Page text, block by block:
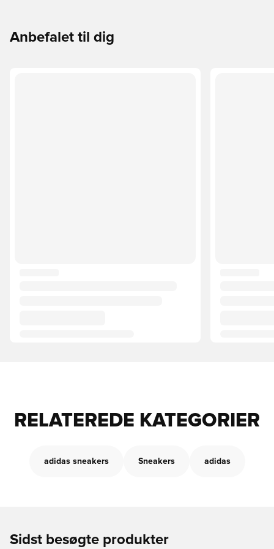
Anbefalet til dig
RELATEREDE KATEGORIER
adidas sneakers Sneakers adidas
Sidst besøgte produkter